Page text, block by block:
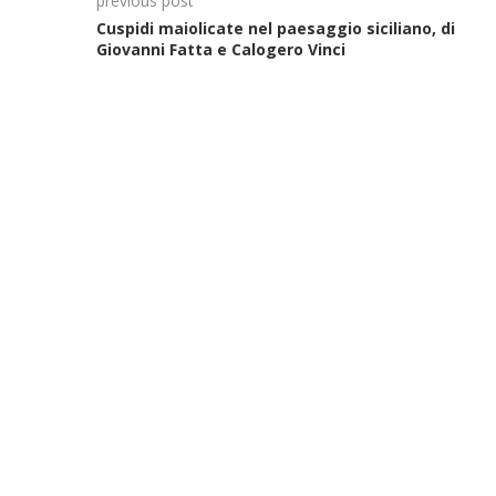
Cuspidi maiolicate nel paesaggio siciliano, di
Giovanni Fatta e Calogero Vinci